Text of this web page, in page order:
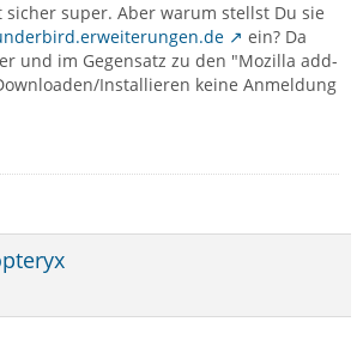
super. Aber warum stellst Du sie
ein? Da
und im Gegensatz zu den "Mozilla add-
Installieren keine Anmeldung